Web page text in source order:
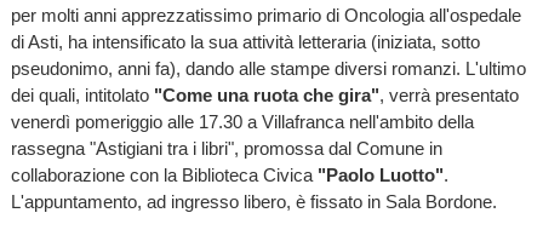
per molti anni apprezzatissimo primario di Oncologia all'ospedale
di Asti, ha intensificato la sua attività letteraria (iniziata, sotto
pseudonimo, anni fa), dando alle stampe diversi romanzi. L'ultimo
dei quali, intitolato "Come una ruota che gira", verrà presentato
venerdì pomeriggio alle 17.30 a Villafranca nell'ambito della
rassegna "Astigiani tra i libri", promossa dal Comune in
collaborazione con la Biblioteca Civica "Paolo Luotto".
L'appuntamento, ad ingresso libero, è fissato in Sala Bordone.